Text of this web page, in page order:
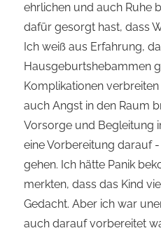
ehrlichen und auch Ruhe
dafür gesorgt hast, dass
Ich weiß aus Erfahrung,
Hausgeburtshebammen
Komplikationen
auch Angst in den Raum
Vorsorge und Begleitung
eine Vorbereitung darauf
gehen. Ich hätte Panik
merkten, dass das Kind
Gedacht. Aber ich war
auch darauf vorbereitet